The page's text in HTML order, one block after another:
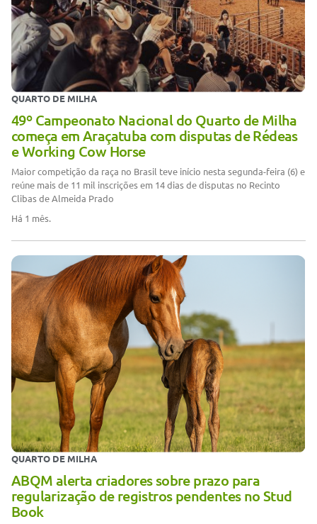
QUARTO DE MILHA
49º Campeonato Nacional do Quarto de Milha
começa em Araçatuba com disputas de Rédeas
e Working Cow Horse
Maior competição da raça no Brasil teve início nesta segunda-feira (6) e
reúne mais de 11 mil inscrições em 14 dias de disputas no Recinto
Clibas de Almeida Prado
Há 1 mês.
QUARTO DE MILHA
ABQM alerta criadores sobre prazo para
regularização de registros pendentes no Stud
Book